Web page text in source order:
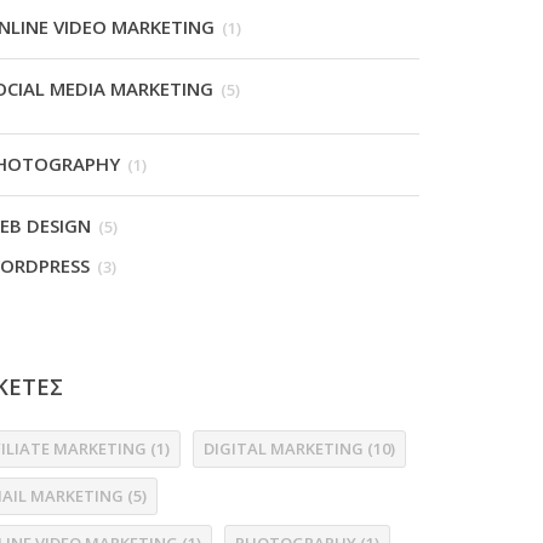
VIDEO MARKETING (1)
MEDIA MARKETING (5)
(1)
DESIGN (5)
(3)
MARKETING (1) DIGITAL MARKETING (10)
MARKETING (5)